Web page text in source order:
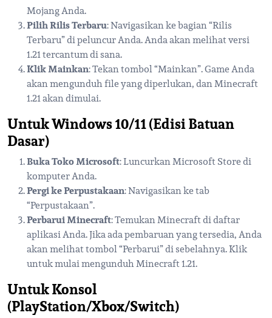
Mojang Anda.
Pilih Rilis Terbaru: Navigasikan ke bagian “Rilis
Terbaru” di peluncur Anda. Anda akan melihat versi
1.21 tercantum di sana.
Klik Mainkan: Tekan tombol “Mainkan”. Game Anda
akan mengunduh file yang diperlukan, dan Minecraft
1.21 akan dimulai.
Untuk Windows 10/11 (Edisi Batuan
Dasar)
Buka Toko Microsoft: Luncurkan Microsoft Store di
komputer Anda.
Pergi ke Perpustakaan: Navigasikan ke tab
“Perpustakaan”.
Perbarui Minecraft: Temukan Minecraft di daftar
aplikasi Anda. Jika ada pembaruan yang tersedia, Anda
akan melihat tombol “Perbarui” di sebelahnya. Klik
untuk mulai mengunduh Minecraft 1.21.
Untuk Konsol
(PlayStation/Xbox/Switch)